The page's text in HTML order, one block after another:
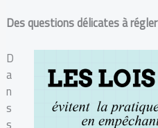
Des questions délicates à régler
D
a
n
s